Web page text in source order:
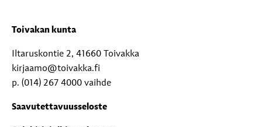
Toivakan kunta
Iltaruskontie 2, 41660 Toivakka
kirjaamo@toivakka.fi
p. (014) 267 4000 vaihde
Saavutettavuusseloste